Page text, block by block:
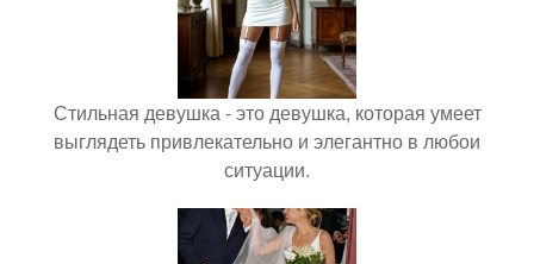
Стильная девушка - это девушка, которая умеет
выглядеть привлекательно и элегантно в любои
ситуации.